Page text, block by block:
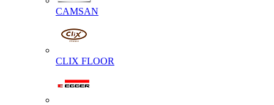
CAMSAN
CLIX FLOOR